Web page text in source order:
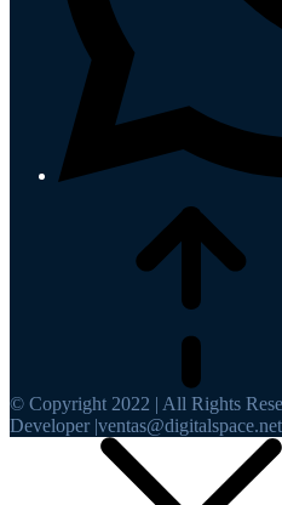
© Copyright 2022 | All Rights
Developer